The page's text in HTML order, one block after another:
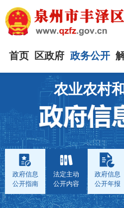
首页 区政府 政务公开
农业农村
政府信息
公开指南
法定主动
公开内容
政府信息
公开年报